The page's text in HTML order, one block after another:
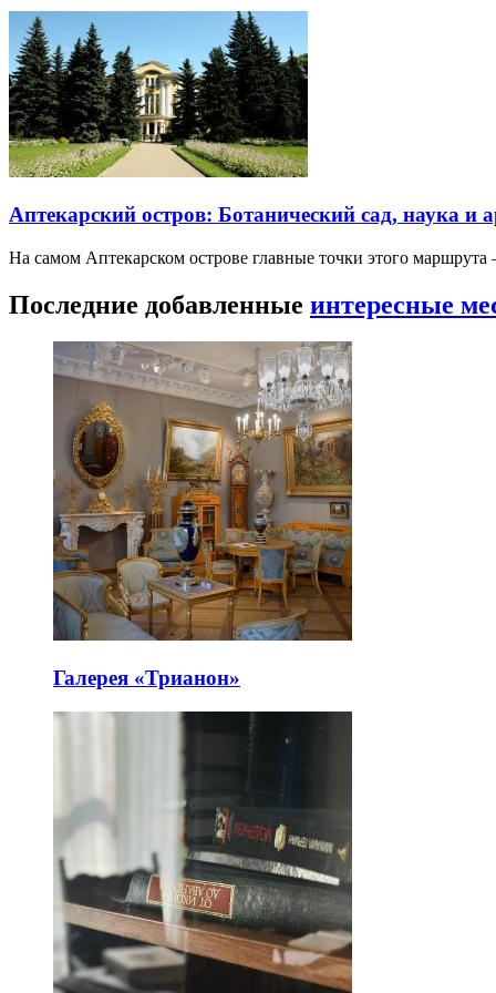
Аптекарский остров: Ботанический сад, наука и
На самом Аптекарском острове главные точки этого
Последние добавленные интересные
Галерея «Трианон»